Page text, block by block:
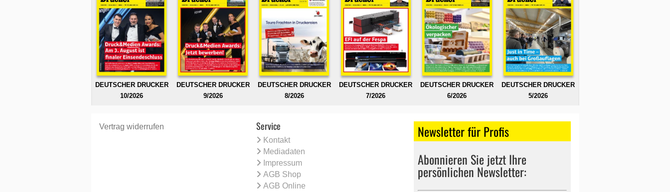
DEUTSCHER DRUCKER
10/2026
DEUTSCHER DRUCKER
9/2026
DEUTSCHER DRUCKER
8/2026
DEUTSCHER DRUCKER
7/2026
DEUTSCHER DRUCKER
6/2026
DEUTSCHER DRUCKER
5/2026
Vertrag widerrufen Service
Kontakt
Mediadaten
Impressum
AGB Shop
AGB Online
Newsletter für Profis
Abonnieren Sie jetzt Ihre
persönlichen Newsletter: